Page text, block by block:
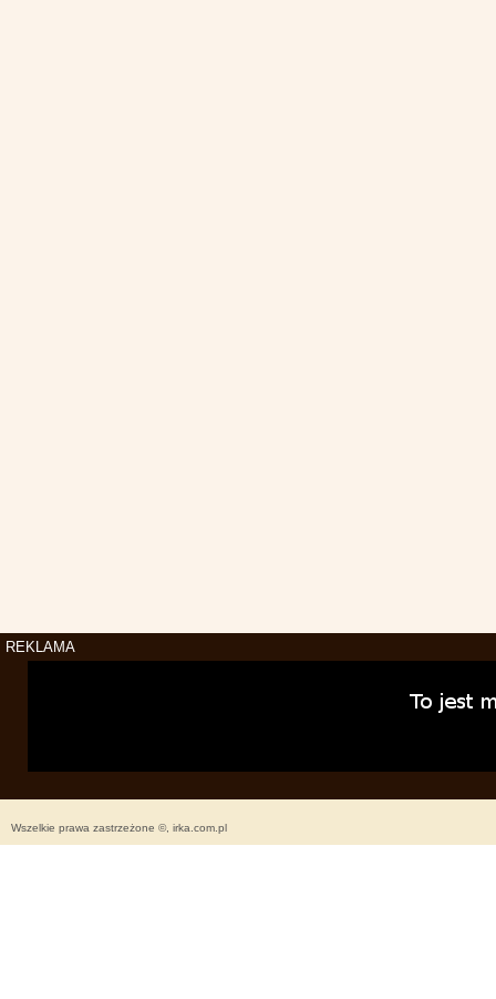
REKLAMA
Wszelkie prawa zastrzeżone ©, irka.com.pl